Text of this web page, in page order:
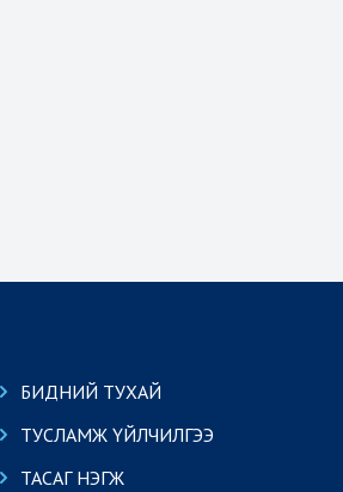
БИДНИЙ ТУХАЙ
ТУСЛАМЖ ҮЙЛЧИЛГЭЭ
ТАСАГ НЭГЖ